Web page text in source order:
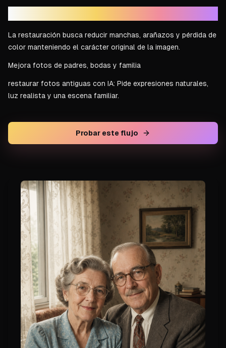
La restauración busca reducir manchas, arañazos y pérdida de
color manteniendo el carácter original de la imagen.
Mejora fotos de padres, bodas y familia
restaurar fotos antiguas con IA: Pide expresiones naturales,
luz realista y una escena familiar.
Probar este flujo